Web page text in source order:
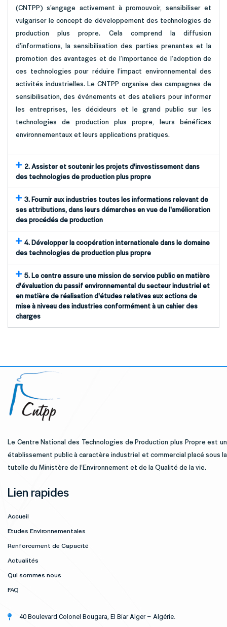
(CNTPP) s’engage activement à promouvoir, sensibiliser et
vulgariser le concept de développement des technologies de
production plus propre. Cela comprend la diffusion
d’informations, la sensibilisation des parties prenantes et la
promotion des avantages et de l’importance de l’adoption de
ces technologies pour réduire l’impact environnemental des
activités industrielles. Le CNTPP organise des campagnes de
sensibilisation, des événements et des ateliers pour informer
les entreprises, les décideurs et le grand public sur les
technologies de production plus propre, leurs bénéfices
environnementaux et leurs applications pratiques.
2. Assister et soutenir les projets d'investissement dans
des technologies de production plus propre
3. Fournir aux industries toutes les informations relevant de
ses attributions, dans leurs démarches en vue de l'amélioration
des procédés de production
4. Développer la coopération internationale dans le domaine
des technologies de production plus propre
5. Le centre assure une mission de service public en matière
d'évaluation du passif environnemental du secteur industriel et
en matière de réalisation d'études relatives aux actions de
mise à niveau des industries conformément à un cahier des
charges
Le Centre National des Technologies de Production plus Propre est un
établissement public à caractère industriel et commercial placé sous la
tutelle du Ministère de l’Environnement et de la Qualité de la vie.
Lien rapides
Accueil
Etudes Environnementales
Renforcement de Capacité
Actualités
Qui sommes nous
FAQ
40 Boulevard Colonel Bougara, El Biar Alger – Algérie.